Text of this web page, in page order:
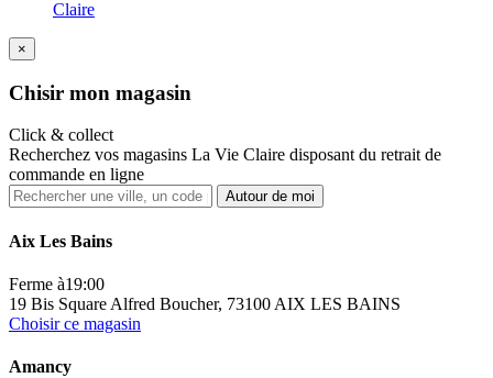
Claire
×
Chisir mon magasin
Click & collect
Recherchez vos magasins La Vie Claire disposant du retrait de
commande en ligne
Autour de moi
Aix Les Bains
Ferme à19:00
19 Bis Square Alfred Boucher, 73100 AIX LES BAINS
Choisir ce magasin
Amancy